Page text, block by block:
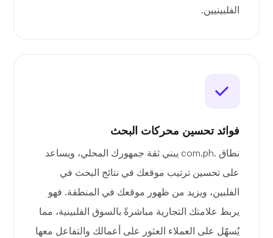
الفلبينيين.
فوائد تحسين محركات البحث
نطاق .com.ph يبني ثقة جمهورك المحلي، ويساعد
على تحسين ترتيب موقعك في نتائج البحث في
الفلبين، ويزيد من ظهور موقعك في المنطقة. فهو
يربط علامتك التجارية مباشرةً بالسوق الفلبينية، مما
يُسهّل على العملاء العثور على أعمالك والتفاعل معها